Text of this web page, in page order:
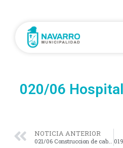
020/06
NOTICIA ANTERIOR
021/06 Construccion de cabañas